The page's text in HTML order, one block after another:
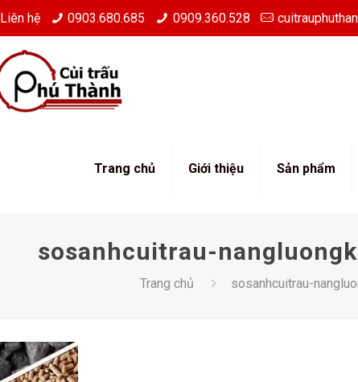
Liên hệ 0903.680.685 0909.360.528
Trang chủ Giới thiệu Sản phẩm
sosanhcuitrau-
Trang chủ sosanhcuitrau-